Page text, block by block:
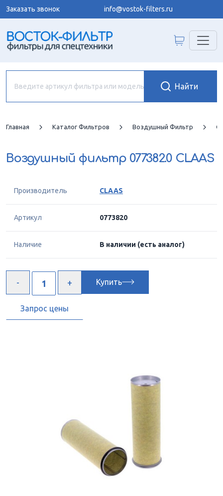
Заказать звонок info@vostok-filters.ru
Главная Каталог Фильтров Воздушный Фильтр
Воздушный фильтр 077382.0 CLAAS
Производитель CLAAS
Артикул 0773820
Наличие В наличии (есть аналог)
Купить
Запрос цены